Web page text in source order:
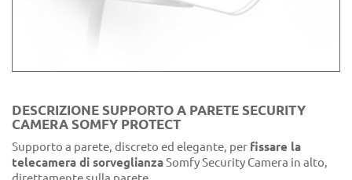
DESCRIZIONE SUPPORTO A PARETE SECURITY
CAMERA SOMFY PROTECT
Supporto a parete, discreto ed elegante, per fissare la
telecamera di sorveglianzaSomfy Security Camera in alto,